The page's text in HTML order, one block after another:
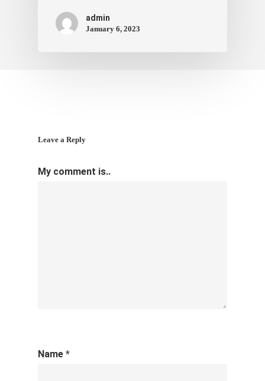
admin
January 6, 2023
Leave a Reply
My comment is..
Name *